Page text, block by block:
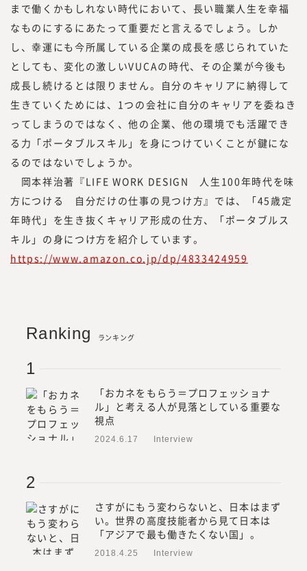
まで働くかもしれない時代において、長い職業人生を幸福
なものにするにあたって重要だと言えるでしょう。しか
し、幸運にも今所属している企業の成長を感じられていた
としても、変化の激しいVUCAの時代、その企業が今後も
成長し続けるとは限りません。自分のキャリアに納得して
生きていくためには、1つの会社に自分のキャリアを委ねき
ってしまうのではなく、他の企業、他の環境でも活躍でき
る力「ポータブルスキル」を身につけていくことが鍵にな
るのではないでしょうか。
岡本祥治著『LIFE WORK DESIGN 人生100年時代を味
方につける 自分だけの仕事の見つけ方』では、「45歳定
年時代」を生き抜くキャリア形成の仕方、「ポータブルス
キル」の身につけ方を紹介しています。
https://www.amazon.co.jp/dp/4833424959
Ranking ランキング
「おカネをもらう＝プロフェッショナ
ル」と考える人が見落としている重要な
視点
2024.6.17 Interview
さすがにもう変わらないと、日本はまず
い。世界の高度技能者から見て日本は
「アジアで最も働きたくない国」。
2018.4.25 Interview